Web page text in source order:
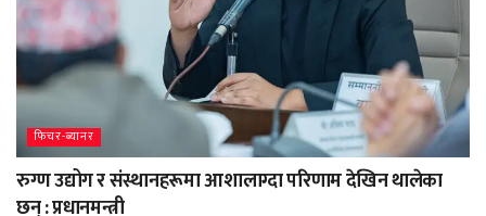
फिचर-ब्यानर
रुग्ण उद्योग र संस्थानहरूमा आशालाग्दा परिणाम देखिन थालेका
छन् : प्रधानमन्त्री